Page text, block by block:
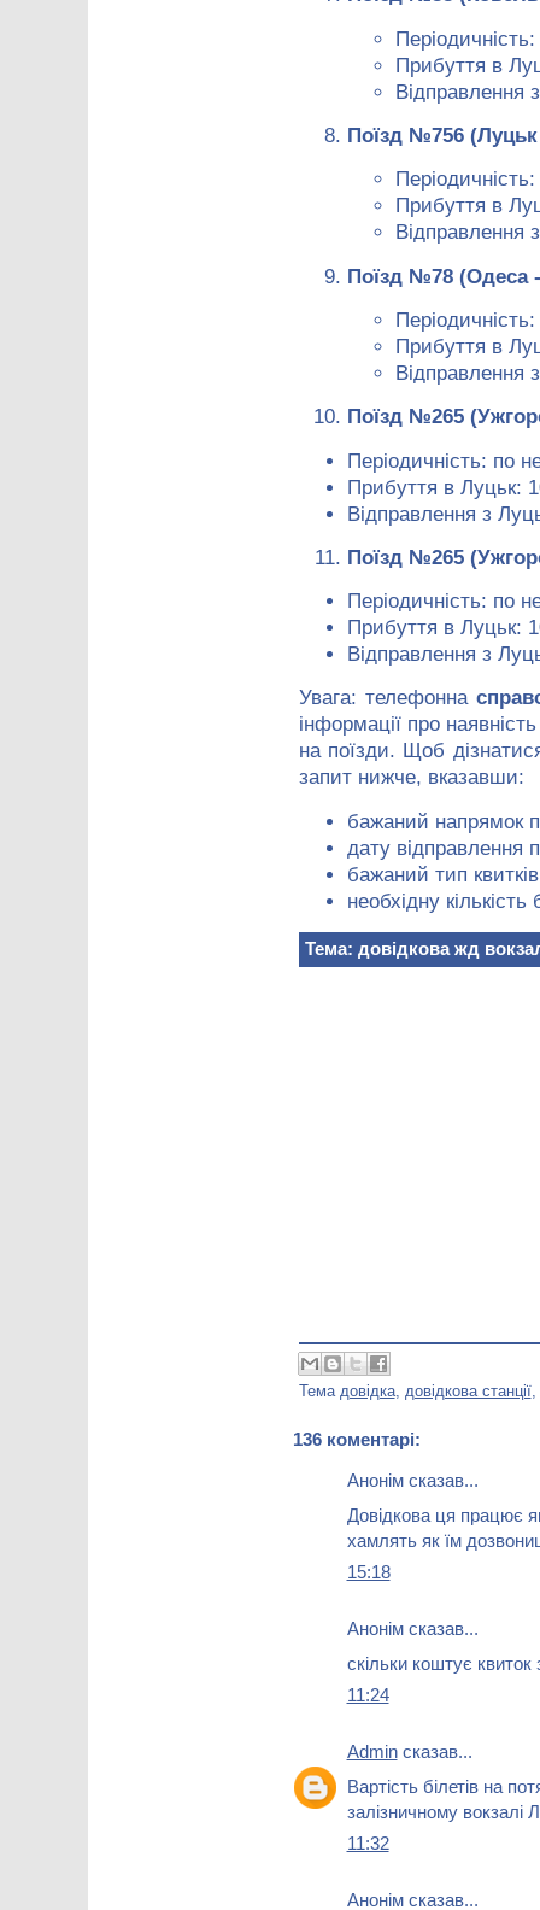
Прибуття в
Відправлення
Поїзд №756 (Луцьк
Прибуття в
Відправлення
Поїзд №78 (Одеса
Прибуття в
Відправлення
Поїзд №265
Періодичність: по
Прибуття в Луцьк:
Відправлення з
Поїзд №265
Періодичність: по
Прибуття в Луцьк:
Відправлення з
Увага: телефонна
інформації про
на поїзди. Щоб
запит нижче, вказавши:
бажаний напрямок
дату відправлення
бажаний тип
необхідну кількість
Тема: довідкова жд
Тема довідка, довідкова станції,
136 коментарі:
Анонім сказав...
Довідкова ця працює
хамлять як їм
15:18
Анонім сказав...
скільки коштує
11:24
Adminсказав...
Вартість білетів на
залізничному вокзалі
11:32
Анонім сказав...